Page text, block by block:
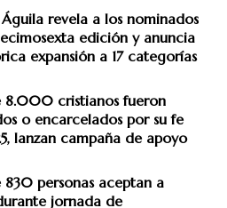
revela a los nominados
edición y anuncia
expansión a 17 categorías
8.000 cristianos fueron
o encarcelados por su fe
lanzan campaña de apoyo
830 personas aceptan a
jornada de